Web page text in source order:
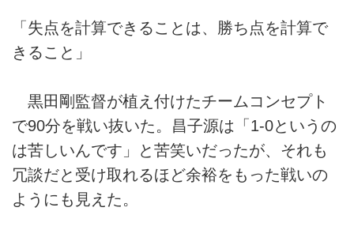
「失点を計算できることは、勝ち点を計算で
きること」
黒田剛監督が植え付けたチームコンセプト
で90分を戦い抜いた。昌子源は「1-0というの
は苦しいんです」と苦笑いだったが、それも
冗談だと受け取れるほど余裕をもった戦いの
ようにも見えた。